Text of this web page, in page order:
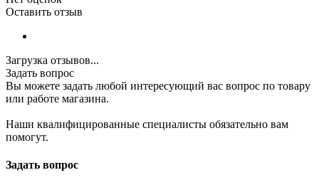
Оставить отзыв
Загрузка отзывов...
Задать вопрос
Вы можете задать любой интересующий вас вопрос по товару
или работе магазина.
Наши квалифицированные специалисты обязательно вам
помогут.
Задать вопрос